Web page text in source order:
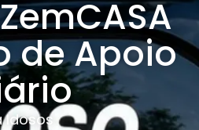
de Apoio
Idosos